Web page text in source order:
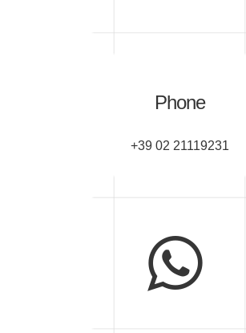
Phone
+39 02 21119231